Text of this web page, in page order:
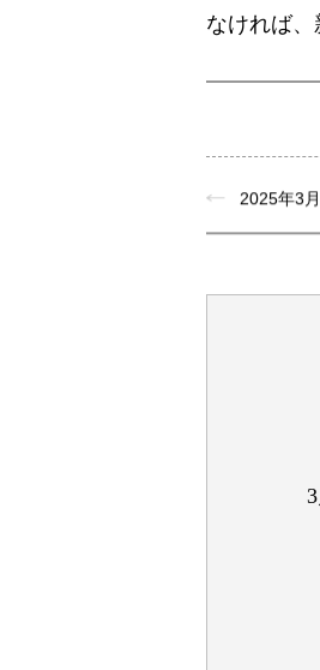
なければ、
2025年3月